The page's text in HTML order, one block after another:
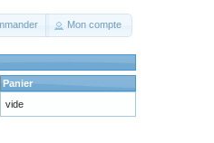
Mon compte
Panier
vide